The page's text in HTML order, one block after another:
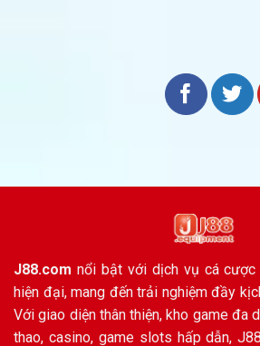
J88.com nổi bật với dịch vụ cá
hiện đại, mang đến trải nghiệm đầy
Với giao diện thân thiện, kho game đa
thao, casino, game slots hấp dẫn,